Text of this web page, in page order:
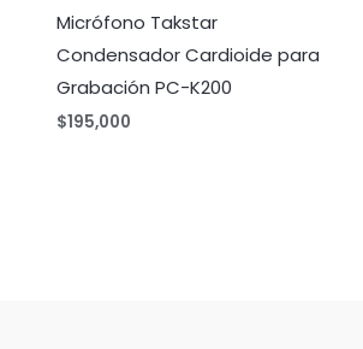
Micrófono Takstar
Condensador Cardioide para
Grabación PC-K200
$195,000